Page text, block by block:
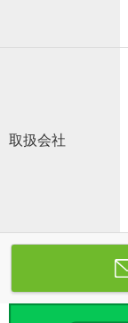
取扱会社